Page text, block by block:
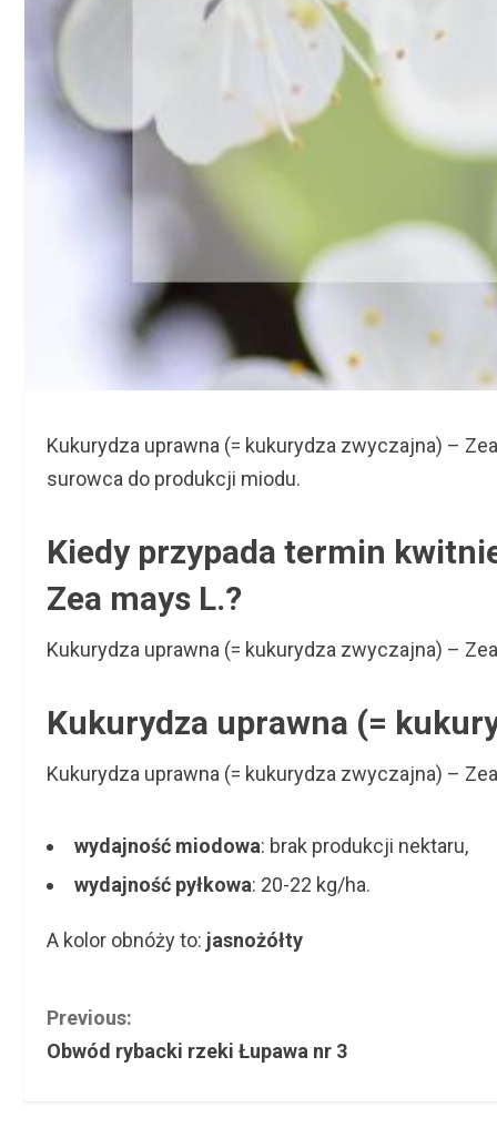
Kukurydza uprawna (= kukurydza zwyczajna) –
surowca do produkcji miodu.
Kiedy przypada termin
Zea mays L.?
Kukurydza uprawna (= kukurydza zwyczajna) –
Kukurydza uprawna (=
Kukurydza uprawna (= kukurydza zwyczajna) –
wydajność miodowa: brak produkcji nektaru,
wydajność pyłkowa: 20-22 kg/ha.
A kolor obnóży to: jasnożółty
C
o
Previous:
Obwód rybacki rzeki Łupawa nr 3